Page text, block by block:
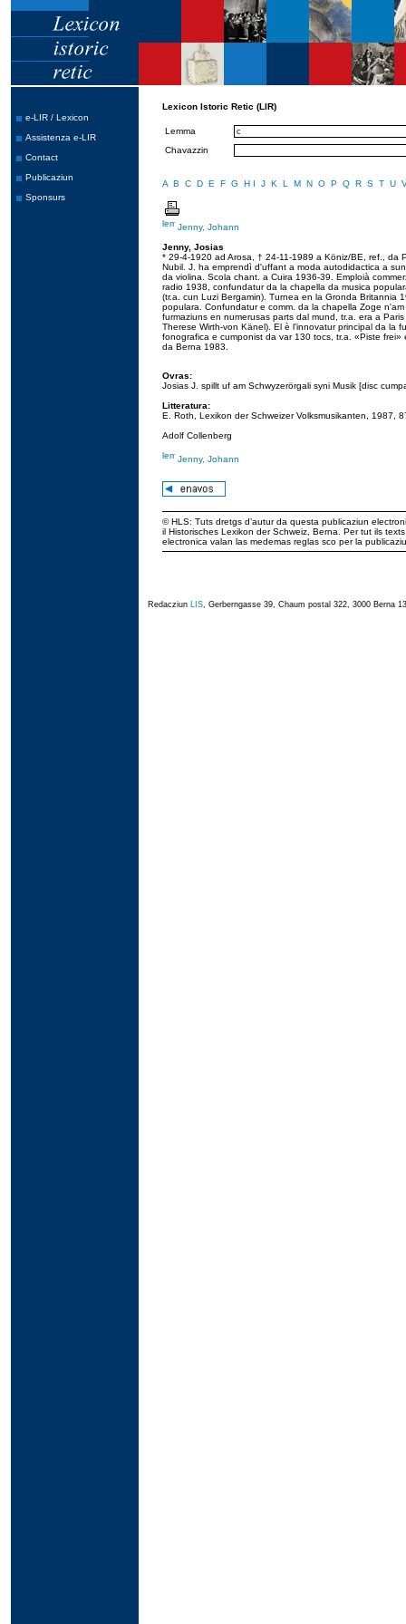
e-LIR / Lexicon
Assistenza e-LIR
Contact
Publicaziun
Sponsurs
Lexicon Istoric Retic (LIR)
Lemma
Chavazzin
A B C D E F G H I J K L M N O P Q R S T U
Jenny, Johann
Jenny, Josias
* 29-4-1920 ad Arosa, † 24-11-1989 a Köniz/BE, ref., da
Nubil. J. ha emprendì d'uffant a moda autodidactica a
da violina. Scola chant. a Cuira 1936-39. Emploià
radio 1938, confundatur da la chapella da musica
(tr.a. cun Luzi Bergamin). Turnea en la Gronda Britannia
populara. Confundatur e comm. da la chapella Zoge
furmaziuns en numerusas parts dal mund, tr.a. era a
Therese Wirth-von Känel). El è l'innovatur principal da la
fonografica e cumponist da var 130 tocs, tr.a. «Piste
da Berna 1983.
Ovras:
Josias J. spillt uf am Schwyzerörgali syni Musik [disc
Litteratura:
E. Roth, Lexikon der Schweizer Volksmusikanten, 1987,
Adolf Collenberg
Jenny, Johann
© HLS: Tuts dretgs d’autur da questa publicaziun
il Historisches Lexikon der Schweiz, Berna. Per tut ils
electronica valan las medemas reglas sco per la
Redacziun LIS, Gerberngasse 39, Chaum postal 322, 3000 Berna